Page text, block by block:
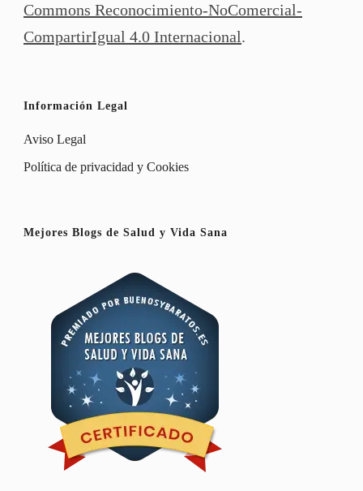
Commons Reconocimiento-NoComercial-
CompartirIgual 4.0 Internacional.
Información Legal
Aviso Legal
Política de privacidad y Cookies
Mejores Blogs de Salud y Vida Sana